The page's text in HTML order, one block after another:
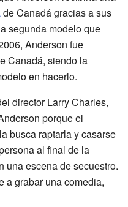
de Canadá gracias a sus
segunda modelo que
Anderson fue
Canadá, siendo la
en hacerlo.
director Larry Charles,
porque el
busca raptarla y casarse
al final de la
una escena de secuestro.
a grabar una comedia,